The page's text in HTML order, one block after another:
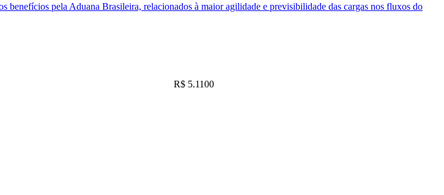
benefícios pela Aduana Brasileira, relacionados à maior agilidade e previsibilidade das cargas nos fluxos do
R$ 5.1100